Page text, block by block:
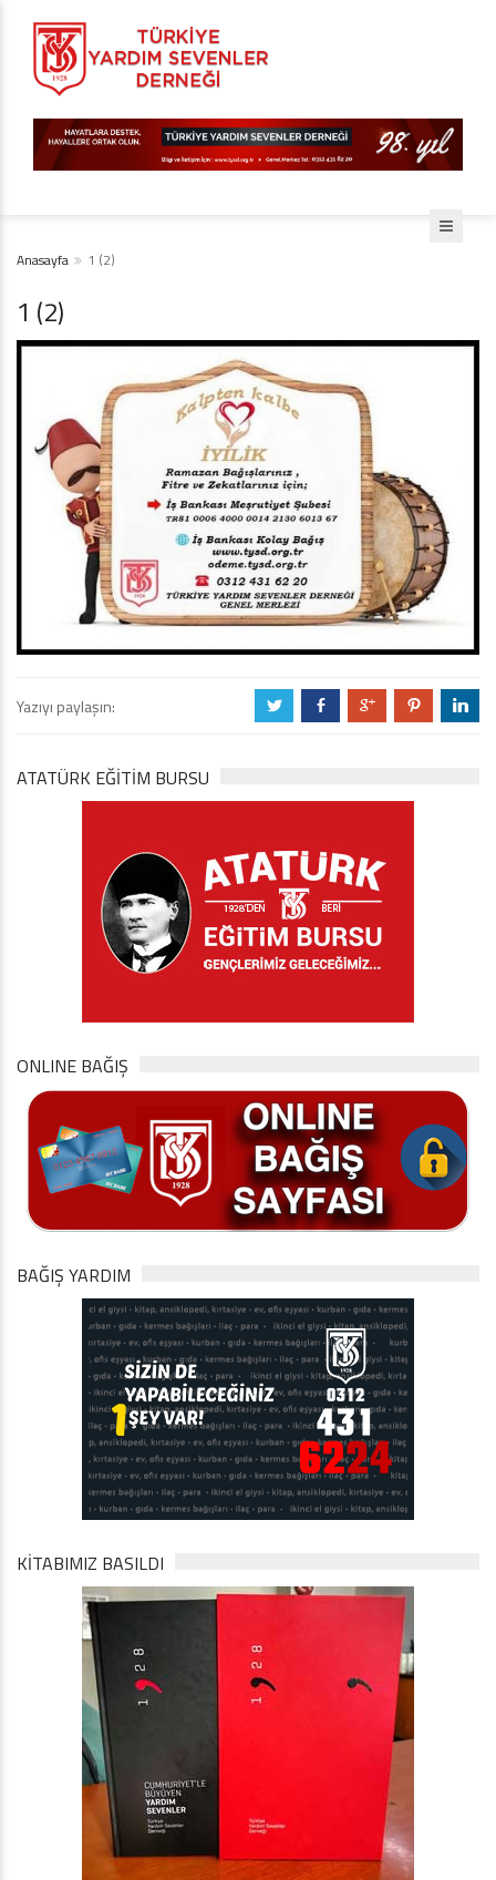
Anasayfa 1 (2)
1 (2)
Yazıyı paylaşın: a b c d j
ATATÜRK EĞITIM BURSU
ONLINE BAĞIŞ
BAĞIŞ YARDIM
KİTABIMIZ BASILDI